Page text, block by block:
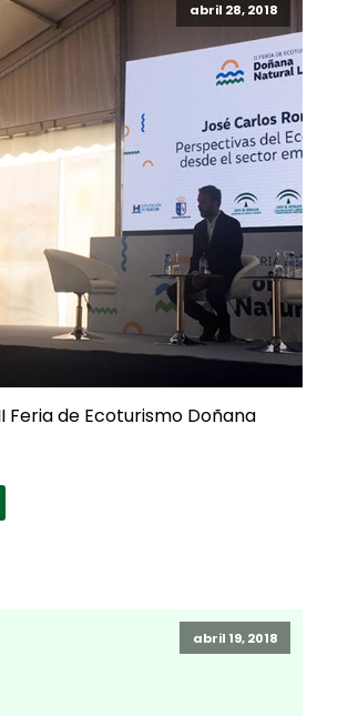
abril 28, 2018
Feria de Ecoturismo Doñana
abril 19, 2018